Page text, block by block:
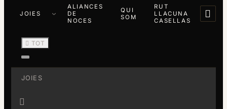
JOIES
ALIANCES
DE
NOCES
QUI
SOM
RUT
LLACUNA
CASELLAS

 TOT
JOIES
